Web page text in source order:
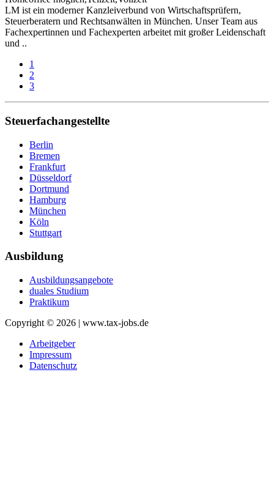
LM ist ein moderner Kanzleiverbund von Wirtschaftsprüfern,
Steuerberatern und Rechtsanwälten in München. Unser Team aus
Fachexpertinnen und Fachexperten arbeitet mit großer Leidenschaft
und ..
1
2
3
Steuerfachangestellte
Berlin
Bremen
Frankfurt
Düsseldorf
Dortmund
Hamburg
München
Köln
Stuttgart
Ausbildung
Ausbildungsangebote
duales Studium
Praktikum
Copyright © 2026 | www.tax-jobs.de
Arbeitgeber
Impressum
Datenschutz